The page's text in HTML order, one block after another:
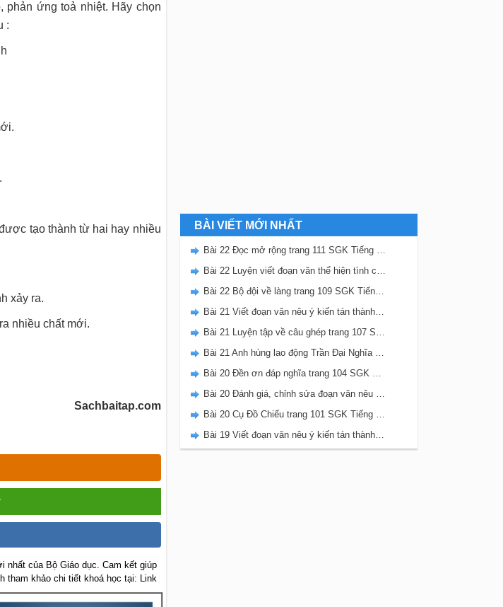
ứng toả nhiệt. Hãy chọn
:
tạo thành từ hai hay nhiều
xảy ra.
nhiều chất mới.
Sachbaitap.com
nhất của Bộ Giáo dục. Cam kết giúp
tham khảo chi tiết khoá học tại: Link
BÀI VIẾT MỚI NHẤT
Bài 22 Đọc mở rộng trang 111 SGK Tiếng Việt 5 Kết nối tri thức tập 2
Bài 22 Luyện viết đoạn văn thể hiện tình cảm, cảm xúc về một sự việc trang 111 SGK Tiếng Việt 5 Kết nối tri thức tập 2
Bài 22 Bộ đội về làng trang 109 SGK Tiếng Việt 5 Kết nối tri thức tập 2
Bài 21 Viết đoạn văn nêu ý kiến tán thành một sự việc, hiện tượng (Bài viết số 2) trang 108 SGK Tiếng Việt 5 Kết nối tri thức tập 2
Bài 21 Luyện tập về câu ghép trang 107 SGK Tiếng Việt 5 Kết nối tri thức tập 2
Bài 21 Anh hùng lao động Trần Đại Nghĩa trang 106 SGK Tiếng Việt 5 Kết nối tri thức tập 2
Bài 20 Đền ơn đáp nghĩa trang 104 SGK Tiếng Việt 5 Kết nối tri thức tập 2
Bài 20 Đánh giá, chỉnh sửa đoạn văn nêu ý kiến tán thành một sự vật, hiện tượng trang 103 SGK Tiếng Việt 5 Kết nối tri thức tập 2
Bài 20 Cụ Đồ Chiểu trang 101 SGK Tiếng Việt 5 Kết nối tri thức tập 2
Bài 19 Viết đoạn văn nêu ý kiến tán thành một sự việc, hiện tượng (Bài viết số 1) trang 100 SGK Tiếng Việt 5 Kết nối tri thức tập 2